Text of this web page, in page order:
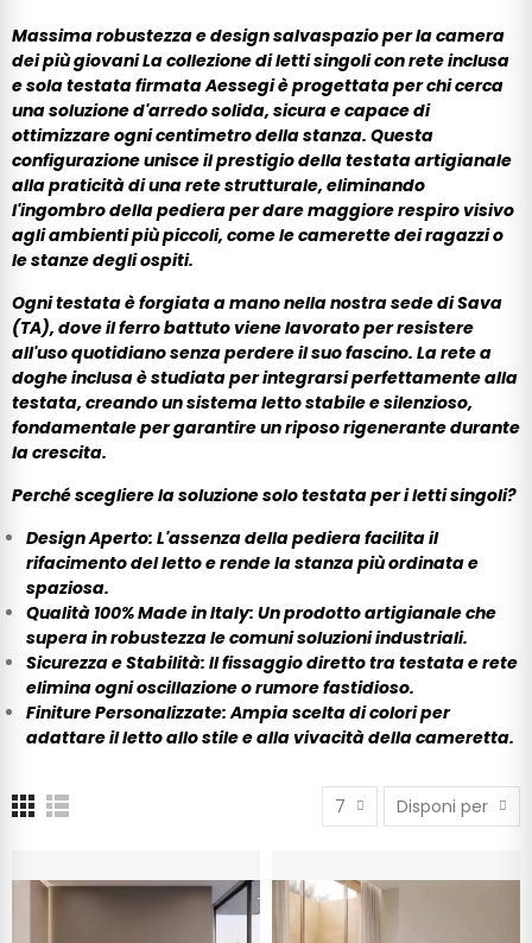
Massima robustezza e design salvaspazio per la camera
dei più giovani La collezione di letti singoli con rete inclusa
e sola testata firmata Aessegi è progettata per chi cerca
una soluzione d'arredo solida, sicura e capace di
ottimizzare ogni centimetro della stanza. Questa
configurazione unisce il prestigio della testata artigianale
alla praticità di una rete strutturale, eliminando
l'ingombro della pediera per dare maggiore respiro visivo
agli ambienti più piccoli, come le camerette dei ragazzi o
le stanze degli ospiti.
Ogni testata è forgiata a mano nella nostra sede di Sava
(TA), dove il ferro battuto viene lavorato per resistere
all'uso quotidiano senza perdere il suo fascino. La rete a
doghe inclusa è studiata per integrarsi perfettamente alla
testata, creando un sistema letto stabile e silenzioso,
fondamentale per garantire un riposo rigenerante durante
la crescita.
Perché scegliere la soluzione solo testata per i letti singoli?
Design Aperto: L'assenza della pediera facilita il
rifacimento del letto e rende la stanza più ordinata e
spaziosa.
Qualità 100% Made in Italy: Un prodotto artigianale che
supera in robustezza le comuni soluzioni industriali.
Sicurezza e Stabilità: Il fissaggio diretto tra testata e rete
elimina ogni oscillazione o rumore fastidioso.
Finiture Personalizzate: Ampia scelta di colori per
adattare il letto allo stile e alla vivacità della cameretta.
7 Disponi per